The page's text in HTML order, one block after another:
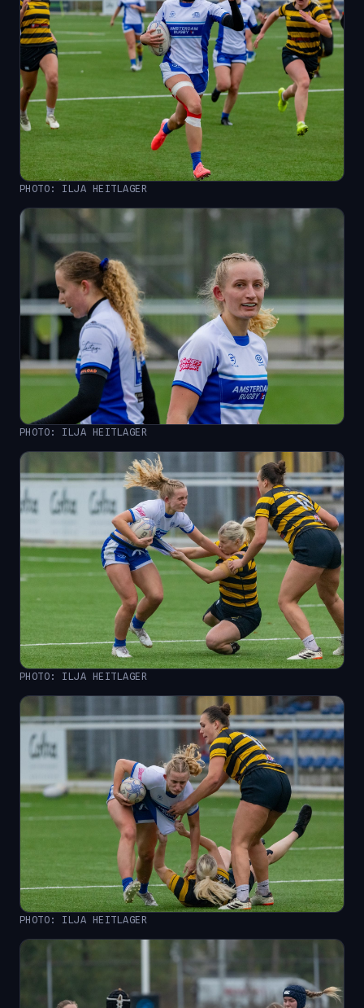
PHOTO: ILJA HEITLAGER
PHOTO: ILJA HEITLAGER
PHOTO: ILJA HEITLAGER
PHOTO: ILJA HEITLAGER